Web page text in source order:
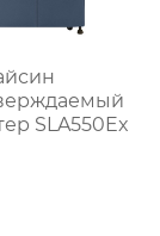
SLA550Ex